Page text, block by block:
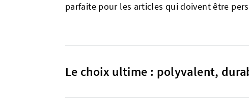
parfaite pour les articles qui doivent être
Le choix ultime : polyvalent,